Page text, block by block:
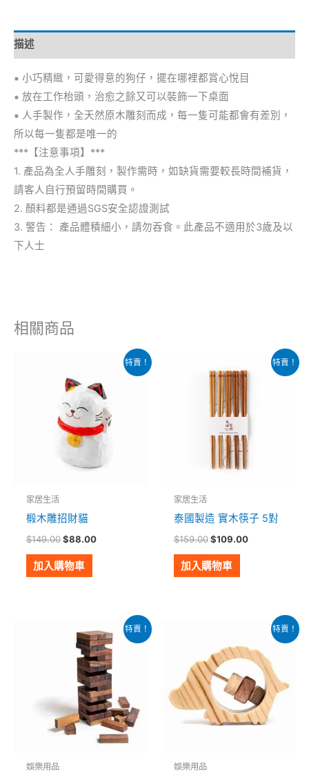
描述
⁕ 小巧精緻，可愛得意的狗仔，擺在哪裡都賞心悅目
⁕ 放在工作枱頭，治愈之餘又可以裝飾一下桌面
⁕ 人手製作，全天然原木雕刻而成，每一隻可能都會有差別，
所以每一隻都是唯一的
***【注意事項】***
1. 產品為全人手雕刻，製作需時，如缺貨需要較長時間補貨，
請客人自行預留時間購買。
2. 顏料都是通過SGS安全認證測試
3. 警告： 產品體積細小，請勿吞食。此產品不適用於3歲及以
下人士
相關商品
特賣！
家居生活
椴木雕招財貓
$149.00
價
格：
$149.00。
$88.00
價
格：
$88.00。
加入購物車
特賣！
家居生活
泰國製造 實木筷子 5對
$159.00
始
價
格：
$159.00。
$109.00
前
格：
加入購物車
特賣！
娛樂用品
格：
$329.00。
前
價
格：
$229.00。
特賣！
娛樂用品
價
格：
$209.00。
價
格：
$129.00。